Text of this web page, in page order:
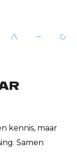
kennis, maar
Samen